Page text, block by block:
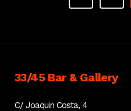
33/45 Bar & Gallery
C/ Joaquin Costa, 4